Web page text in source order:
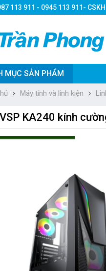
113 911 - 0945 113 911-
MỤC SẢN PHẨM
Máy tính và linh kiện
KA240 kính